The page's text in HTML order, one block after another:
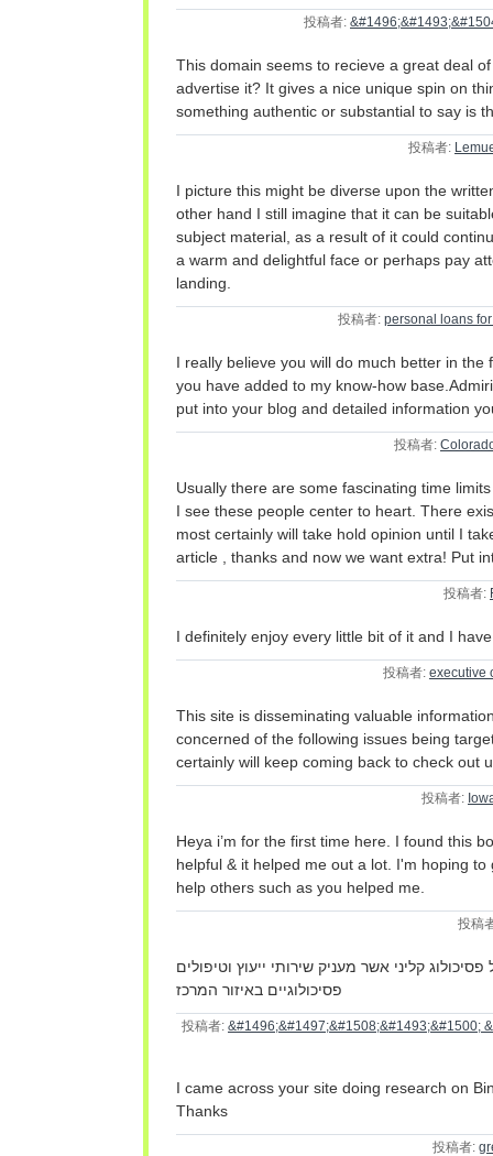
投稿者:
This domain seems to recieve a great deal
advertise it? It gives a nice unique spin on
something authentic or substantial to say is
投稿者:
I picture this might be diverse upon the
other hand I still imagine that it can be
subject material, as a result of it could
a warm and delightful face or perhaps pay
landing.
投稿者: personal loans
I really believe you will do much better in
you have added to my know-how
put into your blog and detailed information
投稿者:
Usually there are some fascinating time
I see these people center to heart. There
most certainly will take hold opinion until I
article , thanks and now we want extra! Put
投稿者:
I definitely enjoy every little bit of it and I
投稿者: executive
This site is disseminating valuable
concerned of the following issues being
certainly will keep coming back to check out
投稿者:
Heya i’m for the first time here. I found this
helpful & it helped me out a lot. I'm hoping
help others such as you helped me.
投稿
קליני אשר מעניק שירותי ייעוץ וטיפולים
פסיכולוגיים באיזור המרכז
投稿者: &#1496;&#1497;&#1508;&#1493;&#1500;
I came across your site doing research on
Thanks
投稿者: